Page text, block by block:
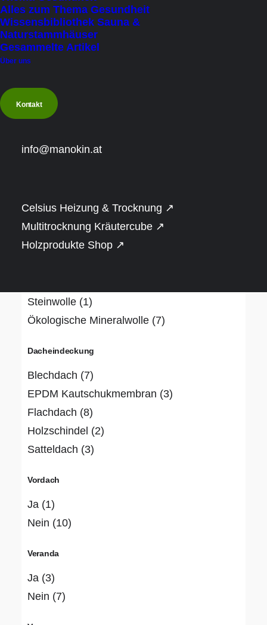
Alles zum Thema Gesundheit
Wissensbibliothek Sauna &
Naturstammhäuser
Gesammelte Artikel
Über uns
Kontakt
info@manokin.at
Celsius Heizung & Trocknung ↗
Multitrocknung Kräutercube ↗
Holzprodukte Shop ↗
Preis
Under€ 100 (1)
€
€ 20.001
Over
Bauweise
Dämmung
Hanf(1)
Steinwolle (1)
Ökologische Mineralwolle (7)
Dacheindeckung
Blechdach (7)
EPDM Kautschukmembran (3)
Flachdach (8)
Holzschindel (2)
Satteldach (3)
Vordach
Ja (1)
Nein (10)
Veranda
Ja (3)
Nein (7)